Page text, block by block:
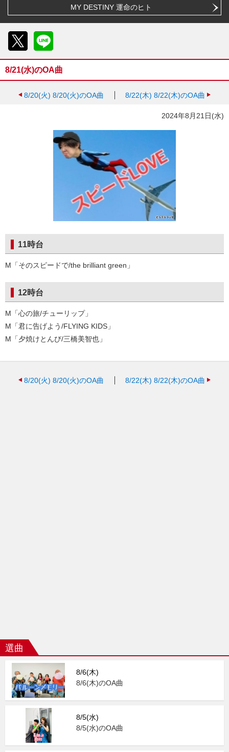
MY DESTINY 運命のヒト
8/21(水)のOA曲
8/20(火) 8/20(火)のOA曲 8/22(木) 8/22(木)のOA曲
2024年8月21日(水)
11時台
M「そのスピードで/the brilliant green」
12時台
M「心の旅/チューリップ」
M「君に告げよう/FLYING KIDS」
M「夕焼けとんび/三橋美智也」
8/20(火) 8/20(火)のOA曲 8/22(木) 8/22(木)のOA曲
選曲
8/6(木)
8/6(木)のOA曲
8/5(水)
8/5(水)のOA曲